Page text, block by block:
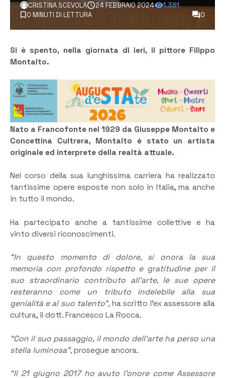
CRISTINA SCEVOLA 24 FEBBRAIO 2024
1.381
0 MINUTI DI LETTURA
0
Si è spento, nella giornata di ieri, il pittore Filippo
Montalto.
Nato a Francofonte nel 1929 da Giuseppe Montalto e
Concettina Cultrera, Montalto è stato un artista
originale ed interprete della realtà attuale.
Nel corso della sua lunghissima carriera ha realizzato
tantissime opere esposte non solo in Italia, ma anche
in tutto il mondo.
Ha partecipato anche a tantissime collettive e ha
vinto diversi riconoscimenti.
“In questo momento di dolore, si onora la sua
memoria con profondo rispetto e gratitudine per il
suo straordinario contributo all’arte, le sue opere
resteranno come un tributo indelebile alla sua
genialità e al suo talento”, ha scritto l’ex assessore alla
cultura, il dott. Francesco La Rocca.
“Con il suo passaggio, il mondo dell’arte ha perso una
stella luminosa”, prosegue ancora.
“Il 21 giugno 2017 ho avuto l’onore come Assessore